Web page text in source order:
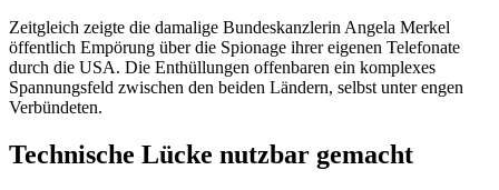
Zeitgleich zeigte die damalige Bundeskanzlerin Angela Merkel
öffentlich Empörung über die Spionage ihrer eigenen Telefonate
durch die USA. Die Enthüllungen offenbaren ein komplexes
Spannungsfeld zwischen den beiden Ländern, selbst unter engen
Verbündeten.
Technische Lücke nutzbar gemacht